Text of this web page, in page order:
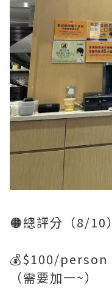
🟠總評分（8/10）
💰$100/person
（需要加一~）